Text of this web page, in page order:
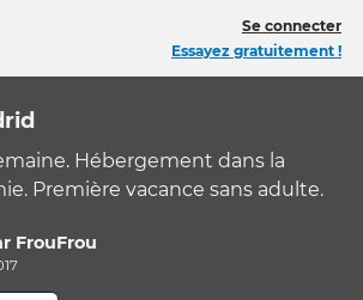
Se connecter
Essayez gratuitement !
Hébergement dans la
Première vacance sans adulte.
FrouFrou